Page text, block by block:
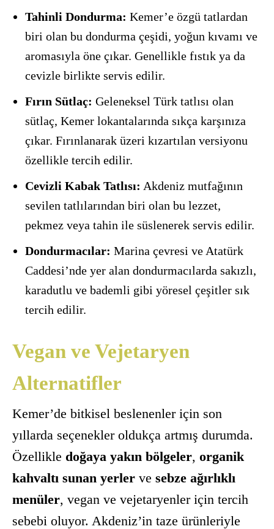
Tahinli Dondurma: Kemer’e özgü tatlardan
biri olan bu dondurma çeşidi, yoğun kıvamı ve
aromasıyla öne çıkar. Genellikle fıstık ya da
cevizle birlikte servis edilir.
Fırın Sütlaç: Geleneksel Türk tatlısı olan
sütlaç, Kemer lokantalarında sıkça karşınıza
çıkar. Fırınlanarak üzeri kızartılan versiyonu
özellikle tercih edilir.
Cevizli Kabak Tatlısı: Akdeniz mutfağının
sevilen tatlılarından biri olan bu lezzet,
pekmez veya tahin ile süslenerek servis edilir.
Dondurmacılar: Marina çevresi ve Atatürk
Caddesi’nde yer alan dondurmacılarda sakızlı,
karadutlu ve bademli gibi yöresel çeşitler sık
tercih edilir.
Vegan ve Vejetaryen
Alternatifler
Kemer’de bitkisel beslenenler için son
yıllarda seçenekler oldukça artmış durumda.
Özellikle doğaya yakın bölgeler, organik
kahvaltı sunan yerler ve sebze ağırlıklı
menüler, vegan ve vejetaryenler için tercih
sebebi oluyor. Akdeniz’in taze ürünleriyle